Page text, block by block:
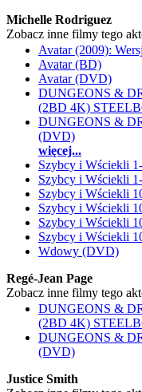
Michelle Rodriguez
Zobacz inne filmy tego
Avatar (2009):
Avatar (BD)
Avatar (DVD)
DUNGEONS &
(2BD 4K)
DUNGEONS &
(DVD)
więcej...
Szybcy i Wściekli
Szybcy i Wściekli
Szybcy i Wściekli
Szybcy i Wściekli
Szybcy i Wściekli
Szybcy i Wściekli
Wdowy (DVD)
Regé-Jean Page
Zobacz inne filmy tego
DUNGEONS &
(2BD 4K)
DUNGEONS &
(DVD)
Justice Smith